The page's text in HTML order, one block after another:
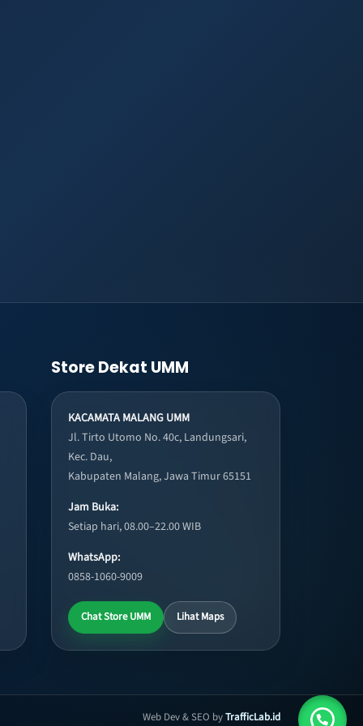
Store Dekat UMM
KACAMATA MALANG UMM
Jl. Tirto Utomo No. 40c, Landungsari,
Kec. Dau,
Kabupaten Malang, Jawa Timur 65151
Jam Buka:
Setiap hari, 08.00–22.00 WIB
WhatsApp:
0858-1060-9009
Chat Store UMM Lihat Maps
Web Dev & SEO byTrafficLab.id